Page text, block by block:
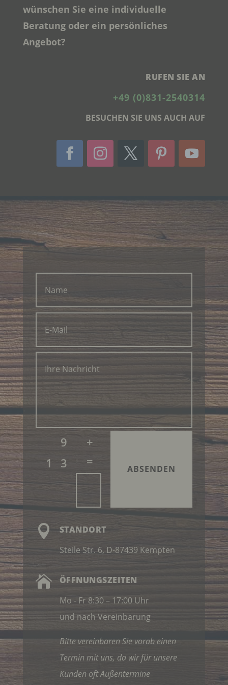
wünschen Sie eine individuelle
Beratung oder ein persönliches
Angebot?
RUFEN SIE AN
+49 (0)831-2540314
BESUCHEN SIE UNS AUCH AUF
9 +
13
= ABSENDEN

STANDORT
Steile Str. 6, D-87439 Kempten

ÖFFNUNGSZEITEN
Mo - Fr 8:30 – 17:00 Uhr
und nach Vereinbarung
Bitte vereinbaren Sie vorab einen
Termin mit uns, da wir für unsere
Kunden oft Außentermine
Verantwortlicher im Sinne der Datenschutz-
Grundverordnung, sonstiger in den Mitgliedstaaten
der Europäischen Union geltenden
Datenschutzgesetze und anderer Bestimmungen
mit datenschutzrechtlichem Charakter ist die:
Deutschland
Cookies / SessionStorage / LocalStorage
Die Internetseiten verwenden teilweise so
genannte Cookies, LocalStorage und
SessionStorage. Dies dient dazu, unser Angebot
nutzerfreundlicher, effektiver und sicherer zu
machen. Local Storage und SessionStorage ist
eine Technologie, mit welcher ihr Browser Daten
auf Ihrem Computer oder mobilen Gerät
abspeichert. Cookies sind Textdateien, welche
über einen Internetbrowser auf einem
Computersystem abgelegt und gespeichert
werden. Sie können die Verwendung von Cookies,
LocalStorage und SessionStorage durch
entsprechende Einstellung in Ihrem Browser
verhindern.
Zahlreiche Internetseiten und Server verwenden
Cookies. Viele Cookies enthalten eine sogenannte
Cookie-ID. Eine Cookie-ID ist eine eindeutige
Kennung des Cookies. Sie besteht aus einer
Zeichenfolge, durch welche Internetseiten und
Server dem konkreten Internetbrowser zugeordnet
werden können, in dem das Cookie gespeichert
Internetseiten und Servern, den individuellen
Browser der betroffenen Person von anderen
Internetbrowsern, die andere Cookies enthalten,
zu unterscheiden. Ein bestimmter Internetbrowser
kann über die eindeutige Cookie-ID wiedererkannt
und identifiziert werden.
Durch den Einsatz von Cookies kann den Nutzern
dieser Internetseite nutzerfreundlichere Services
bereitstellen, die ohne die Cookie-Setzung nicht
möglich wären.
Mittels eines Cookies können die Informationen
und Angebote auf unserer Internetseite im Sinne
des Benutzers optimiert werden. Cookies
ermöglichen uns, wie bereits erwähnt, die
Benutzer unserer Internetseite wiederzuerkennen.
Nutzern die Verwendung unserer Internetseite zu
erleichtern. Der Benutzer einer Internetseite, die
Cookies verwendet, muss beispielsweise nicht bei
jedem Besuch der Internetseite erneut seine